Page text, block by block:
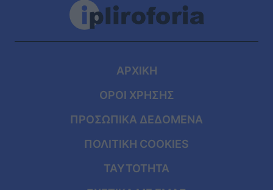
ΑΡΧΙΚΗ
ΟΡΟΙ ΧΡΗΣΗΣ
ΠΡΟΣΩΠΙΚΑ ΔΕΔΟΜΕΝΑ
ΠΟΛΙΤΙΚΗ COOKIES
ΤΑΥΤΟΤΗΤΑ